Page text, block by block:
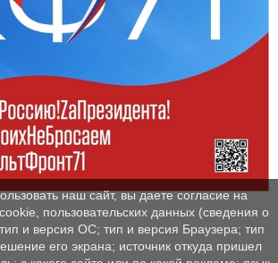
наш сайт, вы даете согласие на
пользовательских данных (сведения о
и версия ОС; тип и версия Браузера; тип
его экрана; источник откуда пришел